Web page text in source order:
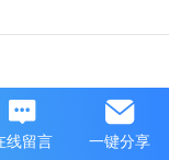
4*120+1*70
线留言 一键分享